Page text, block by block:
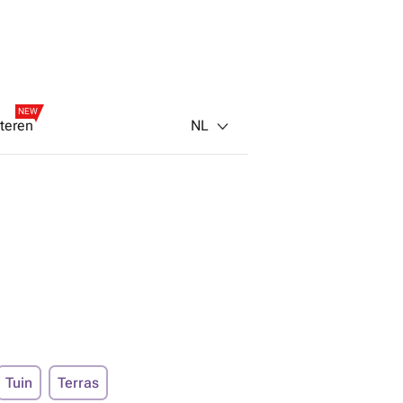
NEW
NL
Tuin Terras